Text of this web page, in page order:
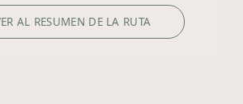
AL RESUMEN DE LA RUTA